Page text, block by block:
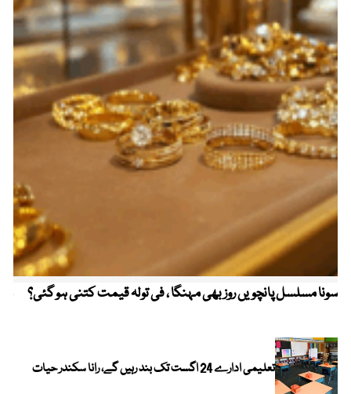
سونا مسلسل پانچویں روز بھی مہنگا ، فی تولہ قیمت کتنی ہو گئی؟
تعلیمی ادارے 24 اگست تک بند رہیں گے، رانا سکندر حیات